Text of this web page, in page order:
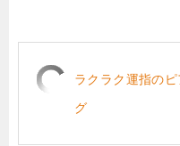
ラクラク運指の
グ